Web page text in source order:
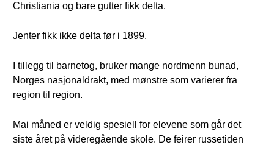
Christiania og bare gutter fikk delta.
Jenter fikk ikke delta før i 1899.
I tillegg til barnetog, bruker mange nordmenn bunad,
Norges nasjonaldrakt, med mønstre som varierer fra
region til region.
Mai måned er veldig spesiell for elevene som går det
siste året på videregående skole. De feirer russetiden